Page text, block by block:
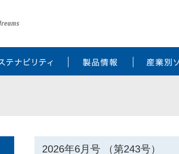
2026年6月号 （第243号）